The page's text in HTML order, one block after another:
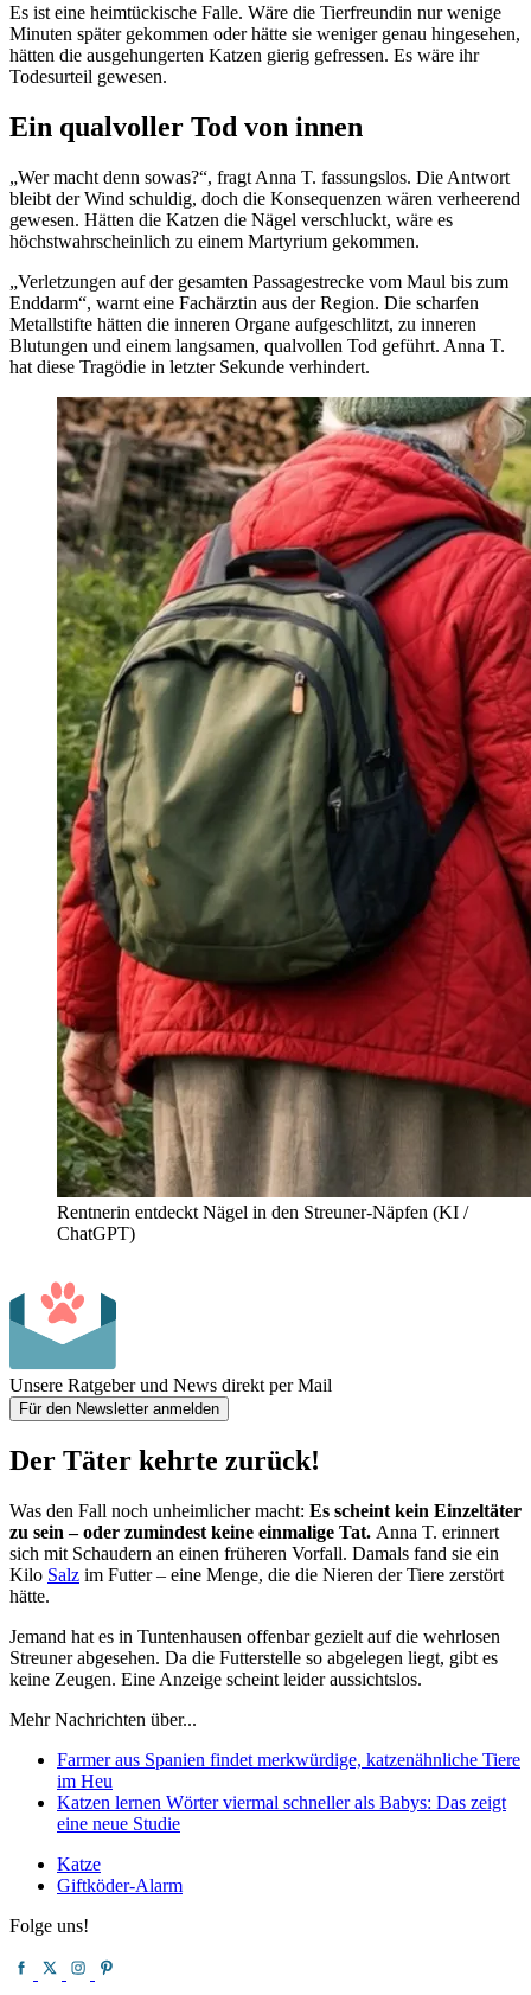
Es ist eine heimtückische Falle. Wäre die Tierfreundin nur wenige
Minuten später gekommen oder hätte sie weniger genau hingesehen,
hätten die ausgehungerten Katzen gierig gefressen. Es wäre ihr
Todesurteil gewesen.
Ein qualvoller Tod von innen
„Wer macht denn sowas?“, fragt Anna T. fassungslos. Die Antwort
bleibt der Wind schuldig, doch die Konsequenzen wären verheerend
gewesen. Hätten die Katzen die Nägel verschluckt, wäre es
höchstwahrscheinlich zu einem Martyrium gekommen.
„Verletzungen auf der gesamten Passagestrecke vom Maul bis zum
Enddarm“, warnt eine Fachärztin aus der Region. Die scharfen
Metallstifte hätten die inneren Organe aufgeschlitzt, zu inneren
Blutungen und einem langsamen, qualvollen Tod geführt. Anna T.
hat diese Tragödie in letzter Sekunde verhindert.
Rentnerin entdeckt Nägel in den Streuner-Näpfen (KI /
ChatGPT)
Unsere Ratgeber und News direkt per Mail
Für den Newsletter anmelden
Der Täter kehrte zurück!
Was den Fall noch unheimlicher macht: Es scheint kein Einzeltäter
zu sein – oder zumindest keine einmalige Tat. Anna T. erinnert
sich mit Schaudern an einen früheren Vorfall. Damals fand sie ein
Kilo Salz im Futter – eine Menge, die die Nieren der Tiere zerstört
hätte.
Jemand hat es in Tuntenhausen offenbar gezielt auf die wehrlosen
Streuner abgesehen. Da die Futterstelle so abgelegen liegt, gibt es
keine Zeugen. Eine Anzeige scheint leider aussichtslos.
Mehr Nachrichten über...
Farmer aus Spanien findet merkwürdige, katzenähnliche Tiere
im Heu
Katzen lernen Wörter viermal schneller als Babys: Das zeigt
eine neue Studie
Katze
Giftköder-Alarm
Folge uns!